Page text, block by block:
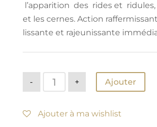
l’apparition des rides et
et les cernes. Action
lissante et rajeunissante
-
quantité
Sérum
YEUX
+ Ajouter
Ajouter à ma wishlist